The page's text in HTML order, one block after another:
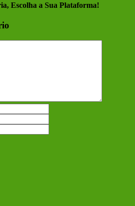
Escolha a Sua Plataforma!